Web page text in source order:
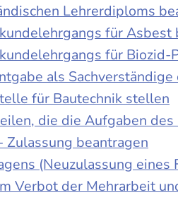
Lehrerdiploms
für Asbest
für Biozid-
als
für Bautechnik stellen
die die Aufgaben
Zulassung beantragen
(Neuzulassung eines
Verbot der Mehrarbeit